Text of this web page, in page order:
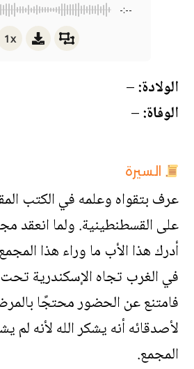
-:--
1x
الولادة:–
الوفاة:–
السيرة
عرف بتقواه وعلمه في الكتب
على القسطنطينية. ولما انعقد
أدرك هذا الأب ما وراء هذا
في الغرب تجاه الإسكندرية تحت
فامتنع عن الحضور محتجًا
لأصدقائه أنه يشكر الله لأنه لم
المجمع.